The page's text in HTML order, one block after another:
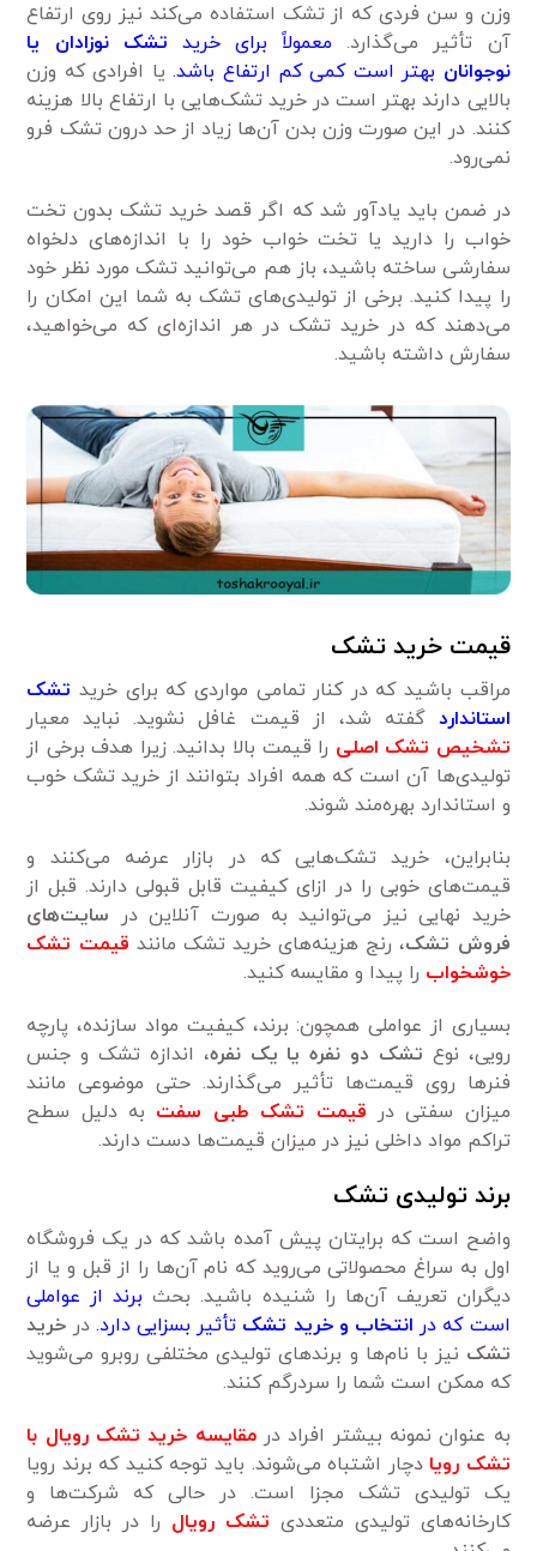
وزن و سن فردی که از تشک استفاده می‌کند نیز روی ارتفاع
آن تأثیر می‌گذارد. معمولاً برای خرید تشک نوزادان یا
نوجوانان بهتر است کمی کم ارتفاع باشد.یا افرادی که وزن
بالایی دارند بهتر است در خرید تشک‌هایی با ارتفاع بالا هزینه
کنند. در این صورت وزن بدن آن‌ها زیاد از حد درون تشک فرو
نمی‌رود.
در ضمن باید یادآور شد که اگر قصد خرید تشک بدون تخت
خواب را دارید یا تخت خواب خود را با اندازه‌های دلخواه
سفارشی ساخته باشید، باز هم می‌توانید تشک مورد نظر خود
را پیدا کنید. برخی از تولیدی‌های تشک به شما این امکان را
می‌دهند که در خرید تشک در هر اندازه‌ای که می‌خواهید،
سفارش داشته باشید.
قیمت خرید تشک
مراقب باشید که در کنار تمامی مواردی که برای خرید تشک
استاندارد گفته شد، از قیمت غافل نشوید. نباید معیار
تشخیص تشک اصلی را قیمت بالا بدانید. زیرا هدف برخی از
تولیدی‌ها آن است که همه افراد بتوانند از خرید تشک خوب
و استاندارد بهره‌مند شوند.
بنابراین، خرید تشک‌هایی که در بازار عرضه می‌کنند و
قیمت‌های خوبی را در ازای کیفیت قابل قبولی دارند. قبل از
خرید نهایی نیز می‌توانید به صورت آنلاین در سایت‌های
فروش تشک، رنج هزینه‌های خرید تشک مانند قیمت تشک
خوشخواب را پیدا و مقایسه کنید.
بسیاری از عواملی همچون: برند، کیفیت مواد سازنده، پارچه
رویی، نوع تشک دو نفره یا یک نفره، اندازه تشک و جنس
فنرها روی قیمت‌ها تأثیر می‌گذارند. حتی موضوعی مانند
میزان سفتی در قیمت تشک طبی سفت به دلیل سطح
تراکم مواد داخلی نیز در میزان قیمت‌ها دست دارند.
برند تولیدی تشک
واضح است که برایتان پیش آمده باشد که در یک فروشگاه
اول به سراغ محصولاتی می‌روید که نام آن‌ها را از قبل و یا از
دیگران تعریف آن‌ها را شنیده باشید. بحث برند از عواملی
است که در انتخاب و خرید تشک تأثیر بسزایی دارد. در خرید
تشک نیز با نام‌ها و برندهای تولیدی مختلفی روبرو می‌شوید
که ممکن است شما را سردرگم کنند.
به عنوان نمونه بیشتر افراد درمقایسه خرید تشک رویال با
تشک رویا دچار اشتباه می‌شوند. باید توجه کنید که برند رویا
یک تولیدی تشک مجزا است. در حالی که شرکت‌ها و
کارخانه‌های تولیدی متعددی تشک رویال را در بازار عرضه